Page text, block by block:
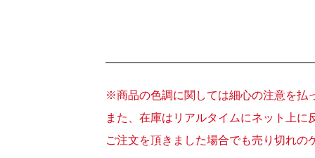
※商品の色調に関しては細心の注意を払
また、在庫はリアルタイムにネット上に
ご注文を頂きました場合でも売り切れ